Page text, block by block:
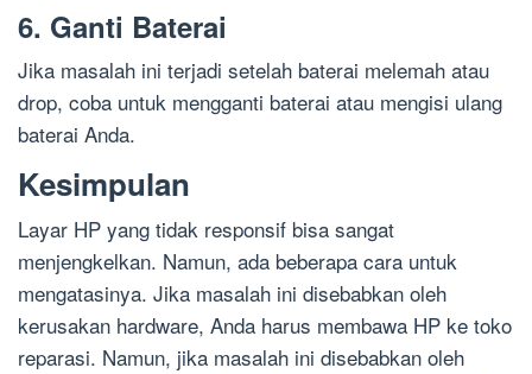
6. Ganti Baterai
Jika masalah ini terjadi setelah baterai melemah atau
drop, coba untuk mengganti baterai atau mengisi ulang
baterai Anda.
Kesimpulan
Layar HP yang tidak responsif bisa sangat
menjengkelkan. Namun, ada beberapa cara untuk
mengatasinya. Jika masalah ini disebabkan oleh
kerusakan hardware, Anda harus membawa HP ke toko
reparasi. Namun, jika masalah ini disebabkan oleh